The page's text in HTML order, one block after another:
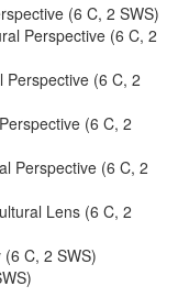
(6 C, 2 SWS)
Perspective (6 C, 2
Perspective (6 C, 2
(6 C, 2
Perspective (6 C, 2
Lens (6 C, 2
C, 2 SWS)